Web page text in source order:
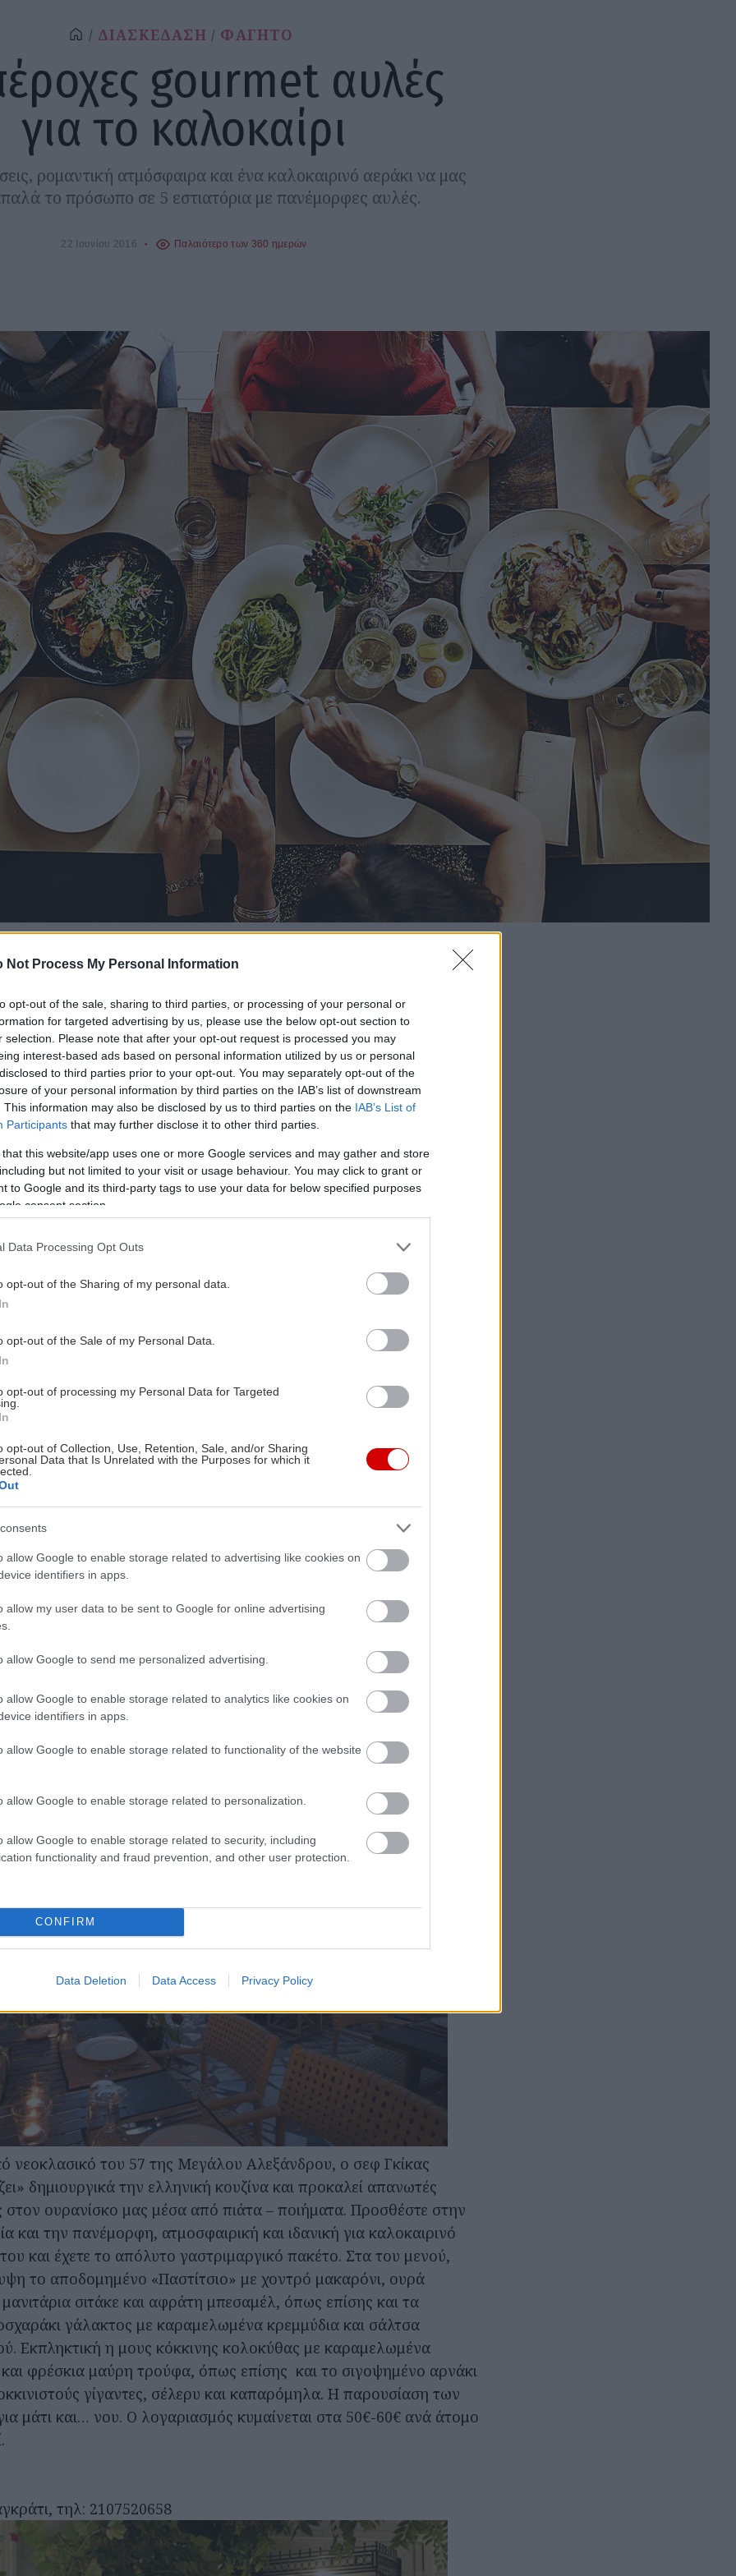
Not Process My Personal Information
opt-out of the sale, sharing to third parties, or processing of your personal or
for targeted advertising by us, please use the below opt-out section to
selection. Please note that after your opt-out request is processed you may
interest-based ads based on personal information utilized by us or personal
to third parties prior to your opt-out. You may separately opt-out of the
of your personal information by third parties on the IAB’s list of downstream
This information may also be disclosed by us to third parties on the IAB’s List of
Participants that may further disclose it to other third parties.
that this website/app uses one or more Google services and may gather and store
but not limited to your visit or usage behaviour. You may click to grant or
to Google and its third-party tags to use your data for below specified purposes
consent section.
Data Processing Opt Outs
opt-out of the Sharing of my personal data.
opt-out of the Sale of my Personal Data.
opt-out of processing my Personal Data for Targeted
opt-out of Collection, Use, Retention, Sale, and/or Sharing
Data that Is Unrelated with the Purposes for which it
allow Google to enable storage related to advertising like cookies on
identifiers in apps.
allow my user data to be sent to Google for online advertising
allow Google to send me personalized advertising.
allow Google to enable storage related to analytics like cookies on
identifiers in apps.
allow Google to enable storage related to functionality of the website
allow Google to enable storage related to personalization.
allow Google to enable storage related to security, including
functionality and fraud prevention, and other user protection.
CONFIRM
Data Deletion Data Access Privacy Policy
ΔΙΑΣΚΕΔΑΣΗ ΦΑΓΗΤΟ
gourmet αυλές
για το καλοκαίρι
ρομαντική ατμόσφαιρα και ένα καλοκαιρινό αεράκι να μας
το πρόσωπο σε 5 εστιατόρια με πανέμορφες αυλές.
22 Ιουνίου 2016 Παλαιότερο των 360 ημερών
καλοκαιρινό: δροσερές αυλές και κήποι γεμάτοι δέντρα και
την απαραίτητη δροσιά. Το τραπέζι, εκλεκτό: ευφάνταστες
σεφ που απογειώνουν την όλη εμπειρία. Οι διευθύνσεις,
και οι περιστάσεις.
με δημιουργική κουζίνα και ισάριθμες αυλές ή κήπους, ό,τι
ρομαντικά δείπνα.
57, Μεταξουργείο, τηλ: 210 5222633
νεοκλασικό του 57 της Μεγάλου Αλεξάνδρου, ο σεφ Γκίκας
δημιουργικά την ελληνική κουζίνα και προκαλεί απανωτές
στον ουρανίσκο μας μέσα από πιάτα – ποιήματα. Προσθέστε στην
και την πανέμορφη, ατμοσφαιρική και ιδανική για καλοκαιρινό
και έχετε το απόλυτο γαστριμαργικό πακέτο. Στα του μενού,
το αποδομημένο «Παστίτσιο» με χοντρό μακαρόνι, ουρά
σιτάκε και αφράτη μπεσαμέλ, όπως επίσης και τα
γάλακτος με καραμελωμένα κρεμμύδια και σάλτσα
Εκπληκτική η μους κόκκινης κολοκύθας με καραμελωμένα
φρέσκια μαύρη τρούφα, όπως επίσης και το σιγοψημένο αρνάκι
γίγαντες, σέλερυ και καπαρόμηλα. Η παρουσίαση των
μάτι και… νου. Ο λογαριασμός κυμαίνεται στα 50€-60€ ανά άτομο
τηλ: 2107520658